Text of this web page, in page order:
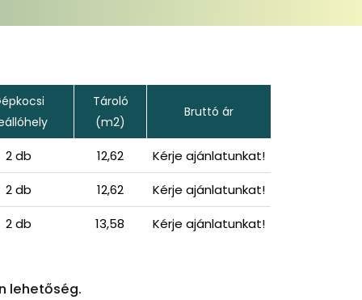
Tároló
(m2)
Bruttó ár
2 db 12,62
Kérje ajánlatunkat!
2 db 12,62
Kérje ajánlatunkat!
2 db 13,58 Kérje ajánlatunkat!
lehetőség.